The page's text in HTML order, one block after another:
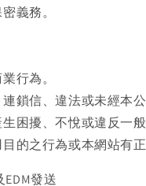
義務。
行為。
鎖信、違法或未經本
困擾、不悅或違反一
的之行為或本網站有
發送